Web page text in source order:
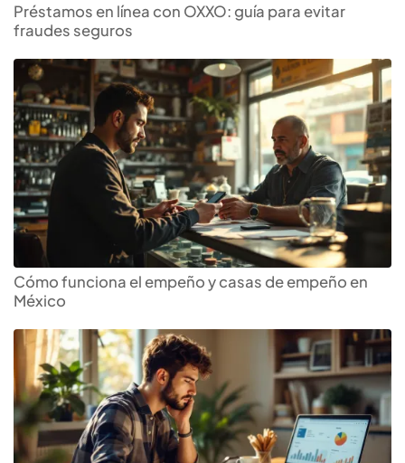
Préstamos en línea con OXXO: guía para evitar
fraudes seguros
Cómo funciona el empeño y casas de empeño en
México